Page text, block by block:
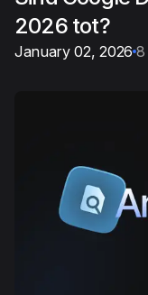
2026 tot?
January 02, 2026 8